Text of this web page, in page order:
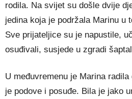
rodila. Na svijet su došle dvije
jedina koja je podržala Marinu u
Sve prijateljice su je napustile,
osuđivali, susjede u zgradi
U međuvremenu je Marina
je podove i posuđe. Bila je jako